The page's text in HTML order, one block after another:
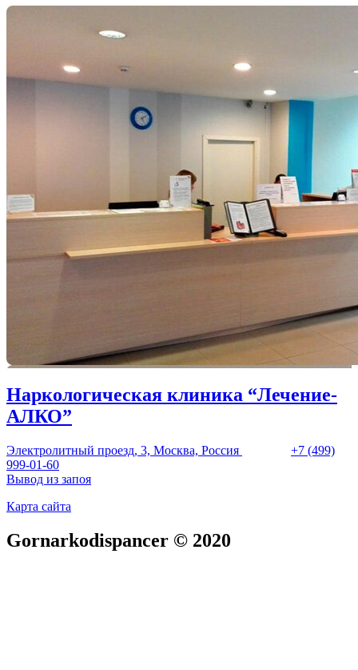
Наркологическая клиника “Лечение-
АЛКО”
Электролитный проезд, 3, Москва, Россия
+7 (499)
999-01-60
Вывод из запоя
Карта сайта
Gornarkodispancer © 2020